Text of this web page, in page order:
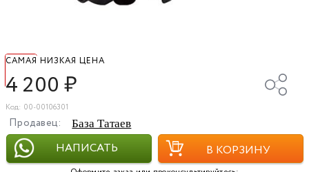
САМАЯ НИЗКАЯ ЦЕНА
4 200₽
Код: 00-00106301
Продавец: База Татаев
НАПИСАТЬ В КОРЗИНУ